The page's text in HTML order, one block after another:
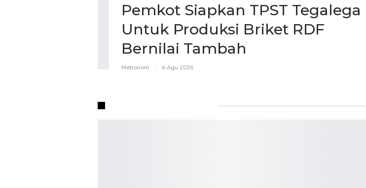
Pemkot Siapkan TPST Tegalega
Untuk Produksi Briket RDF
Bernilai Tambah
Metronom 6 Agu 2026